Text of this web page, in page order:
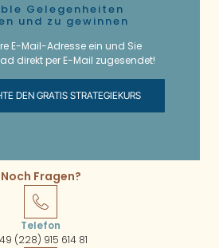
Gelegenheiten
und zu gewinnen
E-Mail-Adresse ein und Sie
direkt per E-Mail zugesendet!
DEN GRATIS STRATEGIEKURS
Noch Fragen?
Telefon
(228) 915 614 81